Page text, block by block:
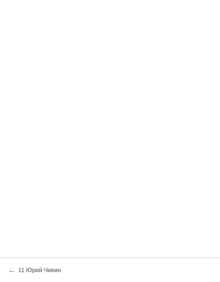
← 11 Юрий Чикин